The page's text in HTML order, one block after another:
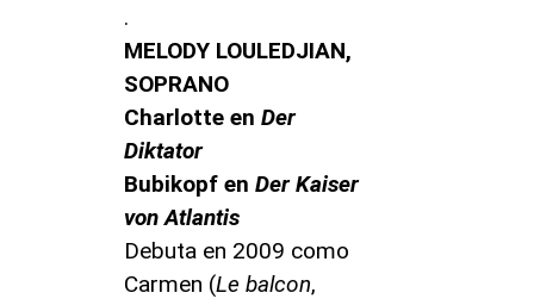
.
MELODY LOULEDJIAN,
SOPRANO
Charlotte en Der
Diktator
Bubikopf en Der Kaiser
von Atlantis
Debuta en 2009 como
Carmen (Le balcon,